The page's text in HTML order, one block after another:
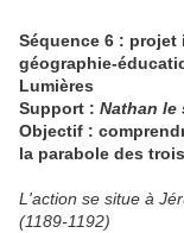
Séquence 6 :
géographie-
Lumières
Support : Nathan le
Objectif :
la parabole des
L'action se situe à
(1189-1192)